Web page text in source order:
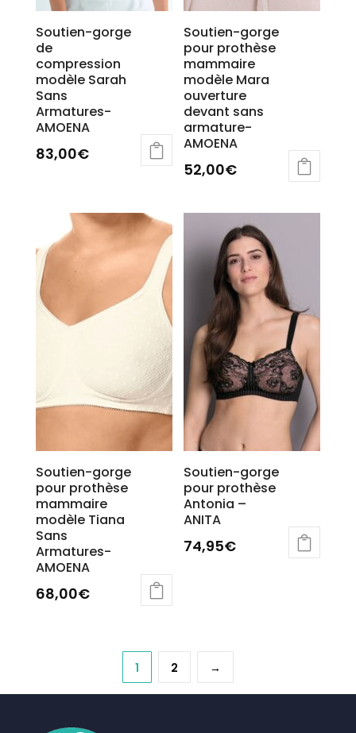
Soutien-gorge
de
compression
modèle Sarah
Sans
Armatures-
AMOENA
83,00€
plusieurs
variations.
Les
options
peuvent
être
choisies
du
Soutien-gorge
pour prothèse
mammaire
modèle Mara
ouverture
devant sans
armature-
AMOENA
52,00€
plusieurs
variations.
options
peuvent
être
choisies
page
du
produit
Soutien-gorge
pour prothèse
mammaire
modèle Tiana
Sans
Armatures-
AMOENA
68,00€
Soutien-gorge
pour prothèse
Antonia –
ANITA
74,95€
Les
options
peuvent
1 2 →